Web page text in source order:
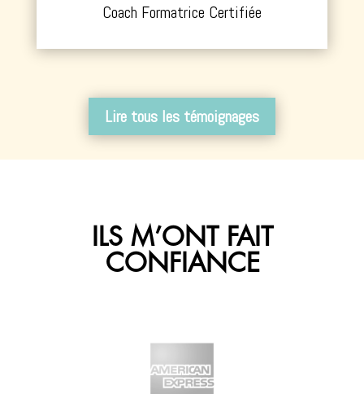
Coach Formatrice Certifiée
Lire tous les témoignages
ILS M’ONT FAIT
CONFIANCE